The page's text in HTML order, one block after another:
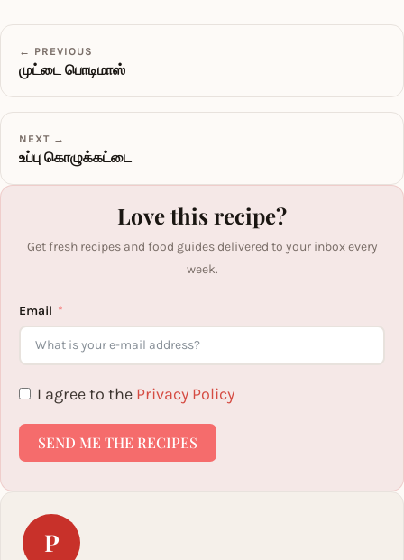
← PREVIOUS
முட்டை பொடிமாஸ்
NEXT →
உப்பு கொழுக்கட்டை
Love this recipe?
Get fresh recipes and food guides delivered to your inbox every
week.
Email
I agree to the Privacy Policy
SEND ME THE RECIPES
P